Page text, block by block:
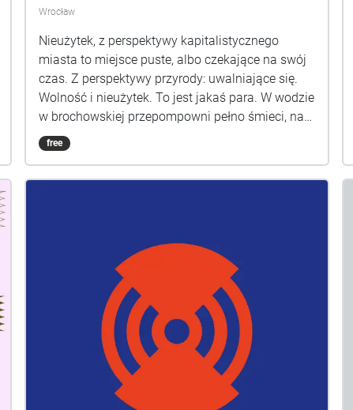
Wrocław
Nieużytek, z perspektywy kapitalistycznego
miasta to miejsce puste, albo czekające na swój
czas. Z perspektywy przyrody: uwalniające się.
Wolność i nieużytek. To jest jakaś para. W wodzie
w brochowskiej przepompowni pełno śmieci, na
ścianie unosił się wibrujący odbłysk z
powierzchni wody, jak dym z ust, jak opowieść.
krzakach ma swoją wartość terapeutyczną,
nieużytek to przestrzeń ścieżek, wędrówek,
pogranicze prawa, a także miejsce pierwotnej
czarna, że chodzą o nim legendy, jakoby Niemcy
przywieźli tutaj ukraiński czarnoziem.
Wyobrażam sobie pociągi wypełnione ziemią,
które potem są rozwożone, a następnie
rozwałkowywane po okolicy. To nieprawda, ale
free